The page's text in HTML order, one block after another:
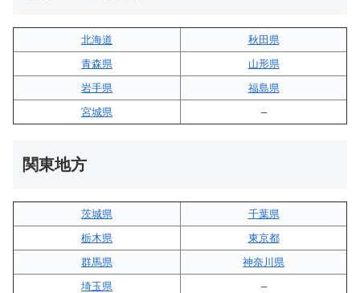
北海道
秋田県
青森県
山形県
岩手県
福島県
宮城県
–
関東地方
茨城県
千葉県
栃木県
東京都
群馬県
神奈川県
埼玉県
–